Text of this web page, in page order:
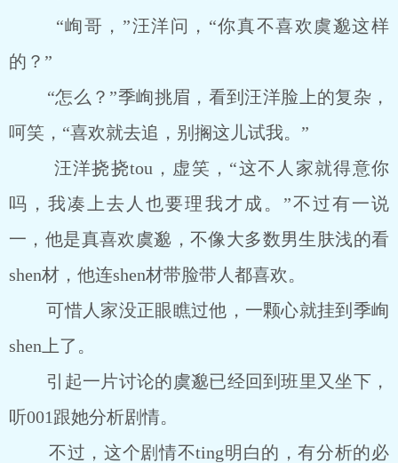
“峋哥，”汪洋问，“你真不喜欢虞邈这样
的？”
“怎么？”季峋挑眉，看到汪洋脸上的复杂，
呵笑，“喜欢就去追，别搁这儿试我。”
汪洋挠挠tou，虚笑，“这不人家就得意你
吗，我凑上去人也要理我才成。”不过有一说
一，他是真喜欢虞邈，不像大多数男生肤浅的看
shen材，他连shen材带脸带人都喜欢。
可惜人家没正眼瞧过他，一颗心就挂到季峋
shen上了。
引起一片讨论的虞邈已经回到班里又坐下，
听001跟她分析剧情。
不过，这个剧情不ting明白的，有分析的必